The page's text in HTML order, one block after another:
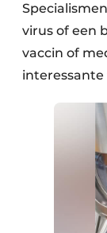
virus of een
vaccin of
interessante